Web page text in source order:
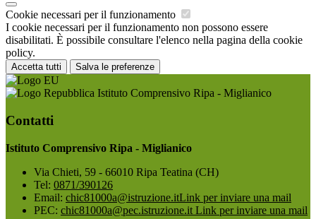
Cookie necessari per il funzionamento
I cookie necessari per il funzionamento non possono essere
disabilitati. È possibile consultare l'elenco nella pagina della cookie
policy.
Accetta tutti Salva le preferenze
Istituto Comprensivo Ripa - Miglianico
Contatti
Istituto Comprensivo Ripa - Miglianico
Via Chieti, 59 - 66010 Ripa Teatina (CH)
Tel: 0871/390126
Email: chic81000a@istruzione.itLink per inviare una mail
PEC: chic81000a@pec.istruzione.it Link per inviare una mail